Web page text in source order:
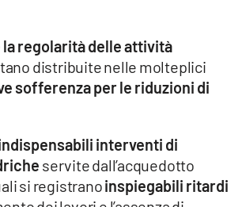
regolarità delle attività
distribuite nelle molteplici
sofferenza per le riduzioni di
interventi di
servite dall’acquedotto
si registranoinspiegabili ritardi